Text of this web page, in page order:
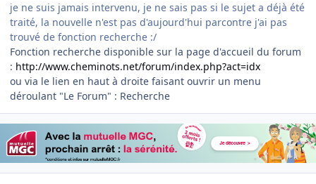
je ne suis jamais intervenu, je ne sais pas si le sujet a déjà été
traité, la nouvelle n'est pas d'aujourd'hui parcontre j'ai pas
trouvé de fonction recherche :/
Fonction recherche disponible sur la page d'accueil du forum
: http://www.cheminots.net/forum/index.php?act=idx
ou via le lien en haut à droite faisant ouvrir un menu
déroulant "Le Forum" : Recherche